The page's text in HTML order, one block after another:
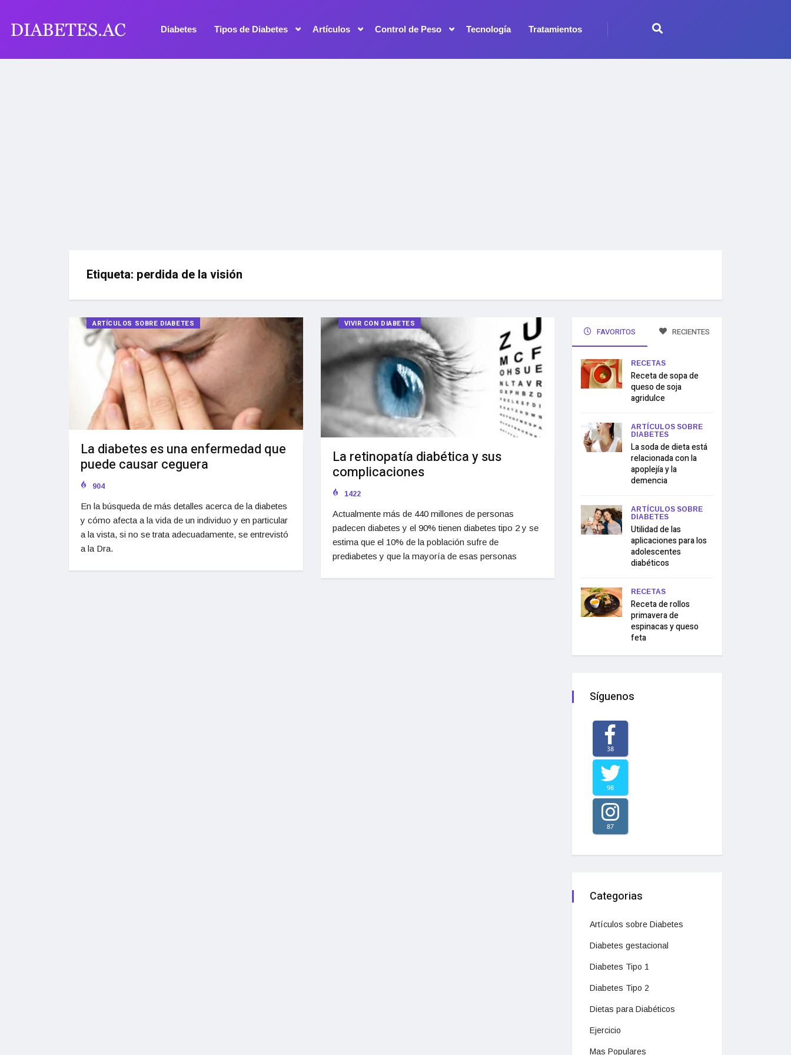
Diabetes Tipos de Diabetes Artículos Control de Peso Tecnología Tratamientos
Etiqueta: perdida de la visión
ARTÍCULOS SOBRE DIABETES
La diabetes es una enfermedad que
puede causar ceguera
904
En la búsqueda de más detalles acerca de la diabetes
y cómo afecta a la vida de un individuo y en particular
a la vista, si no se trata adecuadamente, se entrevistó
a la Dra.
VIVIR CON DIABETES
La retinopatía diabética y sus
complicaciones
1422
Actualmente más de 440 millones de personas
padecen diabetes y el 90% tienen diabetes tipo 2 y se
estima que el 10% de la población sufre de
prediabetes y que la mayoría de esas personas
FAVORITOS RECIENTES
RECETAS
Receta de sopa de
queso de soja
agridulce
ARTÍCULOS SOBRE
DIABETES
La soda de dieta está
relacionada con la
apoplejía y la
demencia
ARTÍCULOS SOBRE
DIABETES
Utilidad de las
aplicaciones para los
adolescentes
diabéticos
RECETAS
Receta de rollos
primavera de
espinacas y queso
feta
Síguenos
38
98
87
Categorias
Artículos sobre Diabetes
Diabetes gestacional
Diabetes Tipo 1
Diabetes Tipo 2
Dietas para Diabéticos
Ejercicio
Mas Populares